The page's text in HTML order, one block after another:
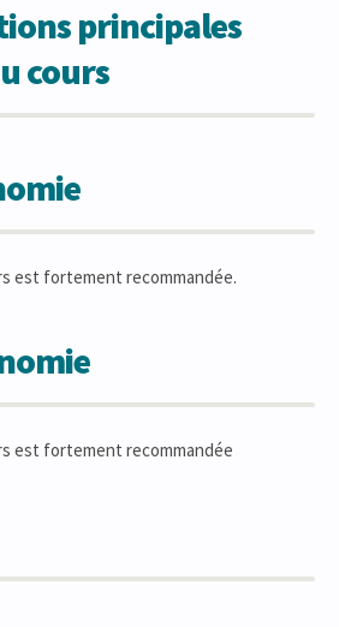
principales
cours
est fortement recommandée.
est fortement recommandée